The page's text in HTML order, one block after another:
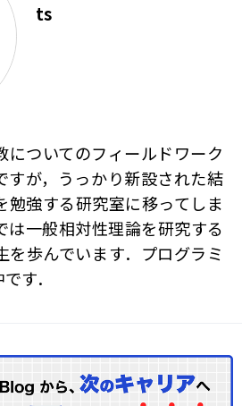
ts
についてのフィールドワーク
すが，うっかり新設された結
勉強する研究室に移ってしま
は一般相対性理論を研究する
を歩んでいます．プログラミ
す．